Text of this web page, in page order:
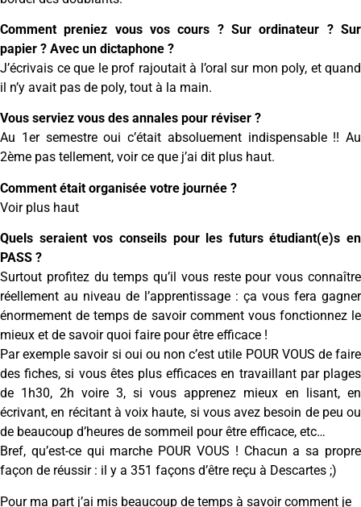
Comment preniez vous vos cours ? Sur ordinateur ? Sur
papier ? Avec un dictaphone ?
J’écrivais ce que le prof rajoutait à l’oral sur mon poly, et quand
il n’y avait pas de poly, tout à la main.
Vous serviez vous des annales pour réviser ?
Au 1er semestre oui c’était absoluement indispensable !! Au
2ème pas tellement, voir ce que j’ai dit plus haut.
Comment était organisée votre journée ?
Voir plus haut
Quels seraient vos conseils pour les futurs étudiant(e)s en
PASS ?
Surtout profitez du temps qu’il vous reste pour vous connaître
réellement au niveau de l’apprentissage : ça vous fera gagner
énormement de temps de savoir comment vous fonctionnez le
mieux et de savoir quoi faire pour être efficace !
Par exemple savoir si oui ou non c’est utile POUR VOUS de faire
des fiches, si vous êtes plus efficaces en travaillant par plages
de 1h30, 2h voire 3, si vous apprenez mieux en lisant, en
écrivant, en récitant à voix haute, si vous avez besoin de peu ou
de beaucoup d’heures de sommeil pour être efficace, etc…
Bref, qu’est-ce qui marche POUR VOUS ! Chacun a sa propre
façon de réussir : il y a 351 façons d’être reçu à Descartes ;)
Pour ma part j’ai mis beaucoup de temps à savoir comment je